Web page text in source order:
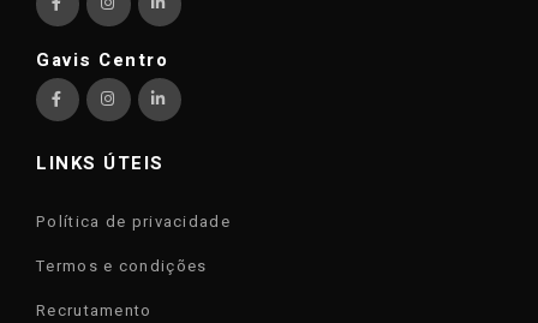
Gavis Centro
LINKS ÚTEIS
Política de privacidade
Termos e condições
Recrutamento